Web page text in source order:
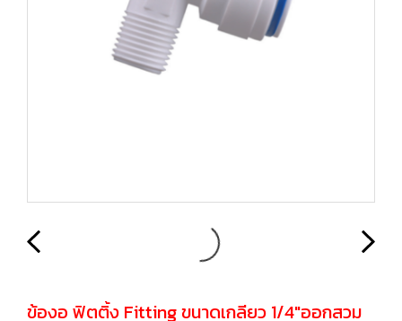
ข้องอ ฟิตติ้ง Fitting ขนาดเกลียว 1/4"ออกสวม